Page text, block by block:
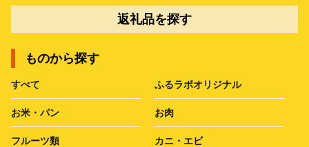
返礼品を探す
ものから探す
すべて ふるラボオリジナル
お米・パン お肉
フルーツ類 カニ・エビ